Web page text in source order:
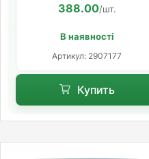
388.00/шт.
В наявності
Артикул: 2907177
Купить